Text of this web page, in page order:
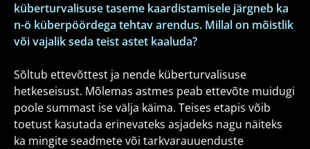
küberturvalisuse taseme kaardistamisele järgneb ka
n-ö küberpöördega tehtav arendus. Millal on mõistlik
või vajalik seda teist astet kaaluda?
Sõltub ettevõttest ja nende küberturvalisuse
hetkeseisust. Mõlemas astmes peab ettevõte muidugi
poole summast ise välja käima. Teises etapis võib
toetust kasutada erinevateks asjadeks nagu näiteks
ka mingite seadmete või tarkvarauuenduste